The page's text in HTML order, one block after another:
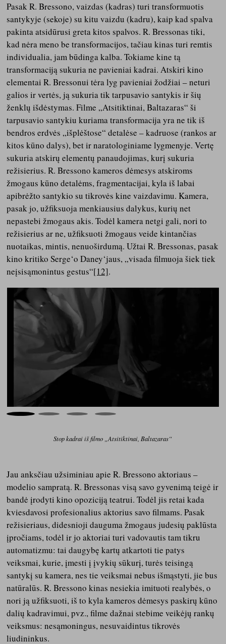
Pasak R. Bressono, vaizdas (kadras) turi transformuotis
santykyje (sekoje) su kitu vaizdu (kadru), kaip kad spalva
pakinta atsidūrusi greta kitos spalvos. R. Bressonas tiki,
kad nėra meno be transformacijos, tačiau kinas turi remtis
individualia, jam būdinga kalba. Tokiame kine tą
transformaciją sukuria ne pavieniai kadrai. Atskiri kino
elementai R. Bressonui tėra lyg pavieniai žodžiai – neturi
galios ir vertės, ją sukuria tik tarpusavio santykis ir šių
ženklų išdėstymas. Filme „Atsitiktinai, Baltazaras“ ši
tarpusavio santykiu kuriama transformacija yra ne tik iš
bendros erdvės „išplėštose“ detalėse – kadruose (rankos ar
kitos kūno dalys), bet ir naratologiniame lygmenyje. Vertę
sukuria atskirų elementų panaudojimas, kurį sukuria
režisierius. R. Bressono kameros dėmesys atskiroms
žmogaus kūno detalėms, fragmentacijai, kyla iš labai
apibrėžto santykio su tikrovės kine vaizdavimu. Kamera,
pasak jo, užfiksuoja menkiausius dalykus, kurių net
nepastebi žmogaus akis. Todėl kamera netgi gali, nori to
režisierius ar ne, užfiksuoti žmogaus veide kintančias
nuotaikas, mintis, nenuoširdumą. Užtai R. Bressonas, pasak
kino kritiko Serge‘o Daney‘jaus, „visada filmuoja šiek tiek
neįsisąmonintus gestus“[12].
Stop kadrai iš filmo „Atsitiktinai, Baltazaras“
Jau anksčiau užsiminiau apie R. Bressono aktoriaus –
modelio sampratą. R. Bressonas visą savo gyvenimą teigė ir
bandė įrodyti kino opoziciją teatrui. Todėl jis retai kada
kviesdavosi profesionalius aktorius savo filmams. Pasak
režisieriaus, didesnioji dauguma žmogaus judesių paklūsta
įpročiams, todėl ir jo aktoriai turi vadovautis tam tikru
automatizmu: tai daugybę kartų atkartoti tie patys
veiksmai, kurie, įmesti į įvykių sūkurį, turės teisingą
santykį su kamera, nes tie veiksmai nebus išmąstyti, jie bus
natūralūs. R. Bressono kinas nesiekia imituoti realybės, o
nori ją užfiksuoti, iš to kyla kameros dėmesys paskirų kūno
dalių kadravimui, pvz., filme dažnai stebime veikėjų rankų
veiksmus: nesąmoningus, nesuvaidintus tikrovės
liudininkus.